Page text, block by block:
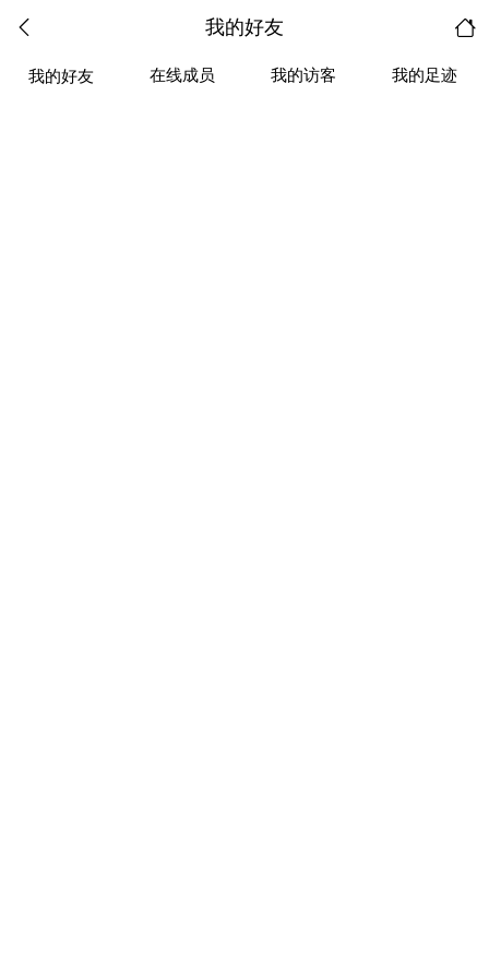
我的好友
我的好友 在线成员 我的访客 我的足迹